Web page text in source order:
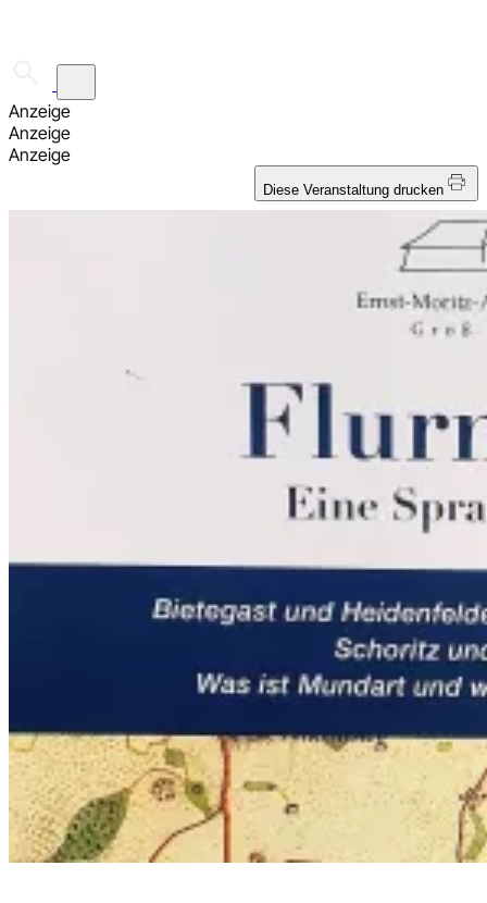
Heute
Morgen
Wochenende
Anzeige
Anzeige
Anzeige
Diese Veranstaltung drucken